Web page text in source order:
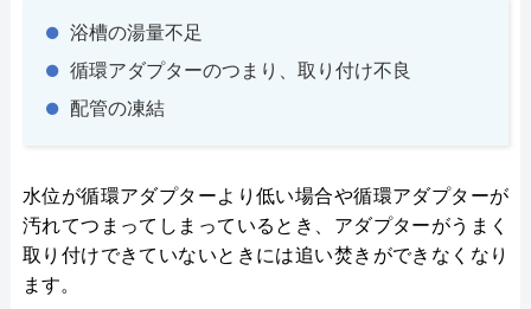
浴槽の湯量不足
循環アダプターのつまり、取り付け不良
配管の凍結
水位が循環アダプターより低い場合や循環アダプターが
汚れてつまってしまっているとき、アダプターがうまく
取り付けできていないときには追い焚きができなくなり
ます。